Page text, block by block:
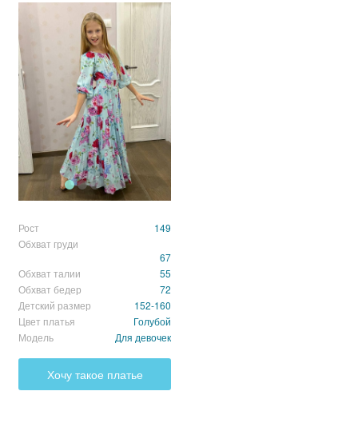
4 звезды
3 звезды
(0)
2 звезды
1 звезда
по дате добавления
Ещё не добавлено ни одного комментария
Рост
149
Обхват груди
67
Обхват талии
55
Обхват бедер
72
Детский размер
152-160
Цвет платья
Голубой
Модель
Для девочек
Хочу такое платье